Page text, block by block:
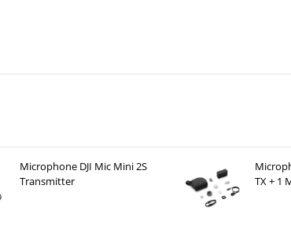
bộ lọc)
nền RGB
Microphone DJI Mic Mini 2S
Transmitter
TX + 1